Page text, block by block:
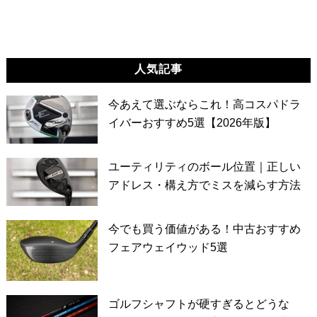
人気記事
今あえて選ぶならこれ！高コスパドラ
イバーおすすめ5選【2026年版】
ユーティリティのボール位置｜正しい
アドレス・構え方でミスを減らす方法
今でも買う価値がある！中古おすすめ
フェアウェイウッド5選
ゴルフシャフトが硬すぎるとどうな